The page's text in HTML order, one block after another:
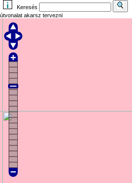
Keresés
útvonalat akarsz tervezni